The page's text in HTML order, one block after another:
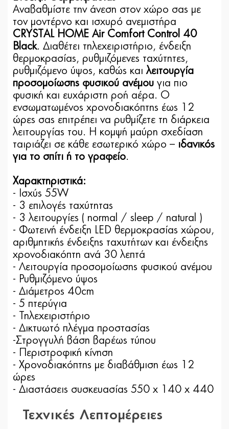
Αναβαθμίστε την άνεση στον χώρο σας με
τον μοντέρνο και ισχυρό ανεμιστήρα
CRYSTAL HOME Air Comfort Control 40
Black. Διαθέτει τηλεχειριστήριο, ένδειξη
θερμοκρασίας, ρυθμιζόμενες ταχύτητες,
ρυθμιζόμενο ύψος, καθώς και λειτουργία
προσομοίωσης φυσικού ανέμου για πιο
φυσική και ευχάριστη ροή αέρα. Ο
ενσωματωμένος χρονοδιακόπτης έως 12
ώρες σας επιτρέπει να ρυθμίζετε τη διάρκεια
λειτουργίας του. Η κομψή μαύρη σχεδίαση
ταιριάζει σε κάθε εσωτερικό χώρο – ιδανικός
για το σπίτι ή το γραφείο.
Χαρακτηριστικά:
- Ισχύς 55W
- 3 επιλογές ταχύτητας
- 3 λειτουργίες ( normal / sleep / natural )
- Φωτεινή ένδειξη LED θερμοκρασίας χώρου,
αριθμητικής ένδειξης ταχυτήτων και ένδειξης
χρονοδιακόπτη ανά 30 λεπτά
- Λειτουργία προσομοίωσης φυσικού ανέμου
- Ρυθμιζόμενο ύψος
- Διάμετρος 40cm
- 5 πτερύγια
- Τηλεχειριστήριο
- Δικτυωτό πλέγμα προστασίας
-Στρογγυλή βάση βαρέως τύπου
- Περιστροφική κίνηση
- Χρονοδιακόπτης με διαβάθμιση έως 12
ώρες
- Διαστάσεις συσκευασίας 550 x 140 x 440
Τεχνικές Λεπτομέρειες